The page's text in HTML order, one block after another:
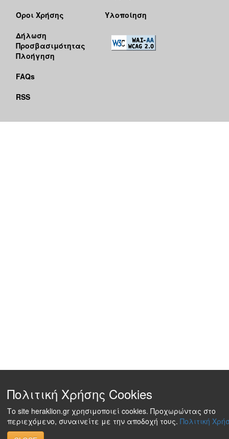
Όροι Χρήσης
Δήλωση
Προσβασιμότητας
Πλοήγηση
FAQs
RSS
Υλοποίηση
Πολιτική Χρήσης Cookies
Το site heraklion.gr χρησιμοποιεί cookies. Προχωρώντας στο
περιεχόμενο, συναινείτε με την αποδοχή τους. Πολιτική